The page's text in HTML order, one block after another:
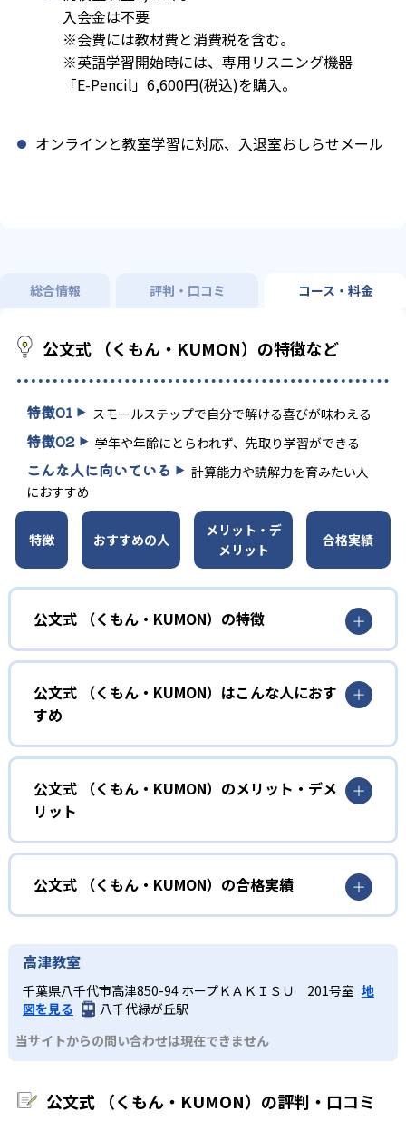
入会金は不要
※会費には教材費と消費税を含む。
※英語学習開始時には、専用リスニング機器
「E-Pencil」6,600円(税込)を購入。
オンラインと教室学習に対応、入退室おしらせメール
総合情報 評判・口コミ コース・料金
公文式 （くもん・KUMON）の特徴など
特徴01 スモールステップで自分で解ける喜びが味わえる
特徴02 学年や年齢にとらわれず、先取り学習ができる
こんな人に向いている
計算能力や読解力を育みたい人
におすすめ
特徴 おすすめの人
メリット・デ
メリット
合格実績
公文式 （くもん・KUMON）の特徴
01
無学年式の学力別学習
KUMONでは、年齢や学年にとらわれずに、一人ひとりの学
力に応じたレベルから学習を始めている。
確実に100点が取れるレベルから少しずつ難易度を上げてい
しさを経験できる。
KUMONの教材は、簡単な問題から高度な問題へと、スモー
ルステップで進んでいけるよう工夫されている。このスタ
イルは子どもの学習意欲をかき立てるため、教えてもらう
という受け身の姿勢ではなく、自ら進んで学ぶ姿勢を身に
つけられるだろう。
また、自学学習スタイルで学ぶ子どもたちは、自らの学習
課題に気がつくようになる。学年を超えた範囲も学習でき
るため、早い時期から高校教材に進む生徒もいる。
03 フレキシブルな受講スタイル
でも週2回受講できる。そのため、部活や他の習い事で忙し
公文式 （くもん・KUMON）はこんな人におす
すめ
幼児
小学校に入る準備をしたい幼児向け
KUMONでは細かいステップに分かれた教材で、わかる楽し
さを経験しながら無理なく力を高めていける。
性格や学習への取り組み姿勢に合わせて内容も調整するた
め、小学校に入ってもつまずきにくい学力を身につけられ
るだろう。
中学に向けて苦手教科を克服したい子ども向け
KUMONでは経験豊富な先生が、子どものやる気を引き出せ
るよう適切なヒントを与えたり、声かけをしたりしてい
少しずつ苦手意識を克服できるだろう。
部活や習い事と両立したい生徒向け
公文式 （くもん・KUMON）のメリット・デメ
リット
どんなメリットがある？
KUMONでは自学自習スタイルで勉強するため、集中力や目
標に向かって頑張りやり抜く力を育むことができる。ま
た、年齢や学年にとらわれずに自分の学力に相応したレベ
ルから学習できるため、難しすぎてやる気を損ねたり、簡
単すぎて退屈することもない。
どんなデメリットがある？
KUMONでは、中高生のクラスでも数学・英語・国語の3教
科に限られるため、その他の教科に関しては他塾を検討す
る必要があるだろう。
公文式 （くもん・KUMON）の合格実績
KUMONは、公式サイトでは合格実績は公開していない。志
わせたい。
高津教室
千葉県八千代市高津850-94 ホープＫＡＫＩＳＵ 201号室 地
図を見る
八千代緑が丘駅
当サイトからの問い合わせは現在できません
公文式 （くもん・KUMON）の評判・口コミ